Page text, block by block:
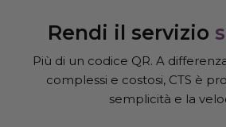
Rendi il servizio
Più di un codice QR. A
complessi e costosi, CTS è
semplicità e la